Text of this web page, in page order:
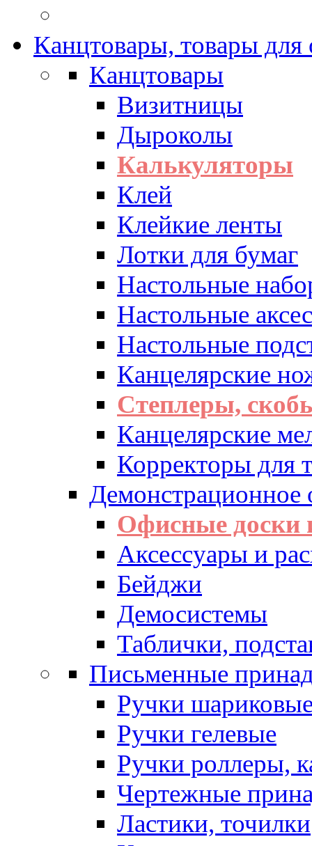
Канцтовары, товары для
Канцтовары
Визитницы
Дыроколы
Калькуляторы
Клей
Клейкие ленты
Лотки для бумаг
Настольные
Настольные
Настольные
Канцелярские
Степлеры,
Канцелярские
Корректоры для
Демонстрационное
Офисные доски
Аксессуары и
Бейджи
Демосистемы
Таблички,
Письменные
Ручки
Ручки гелевые
Ручки роллеры,
Чертежные
Ластики, точилки